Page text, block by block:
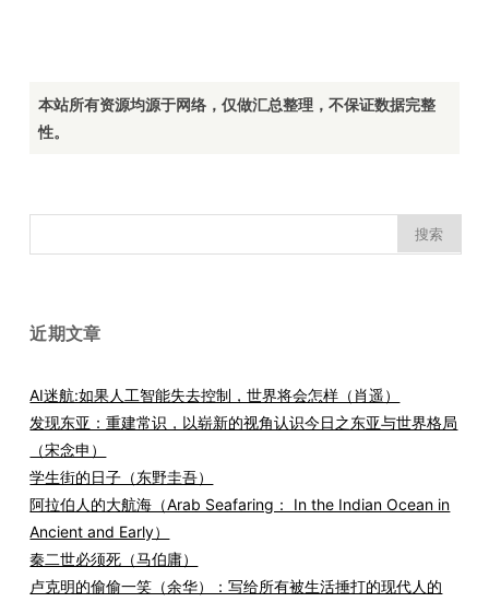
本站所有资源均源于网络，仅做汇总整理，不保证数据完整
性。
索：
近期文章
AI迷航:如果人工智能失去控制，世界将会怎样（肖遥）
发现东亚：重建常识，以崭新的视角认识今日之东亚与世界格局
（宋念申）
学生街的日子（东野圭吾）
阿拉伯人的大航海（Arab Seafaring： In the Indian Ocean in
Ancient and Early）
秦二世必须死（马伯庸）
卢克明的偷偷一笑（余华）：写给所有被生活捶打的现代人的